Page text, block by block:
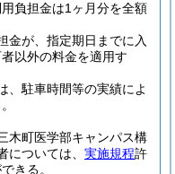
負担金は1ヶ月分を全額
金が、指定期日までに入
以外の料金を適用す
、駐車時間等の実績によ
木町医学部キャンパス構
については、 実施規程許
きる。